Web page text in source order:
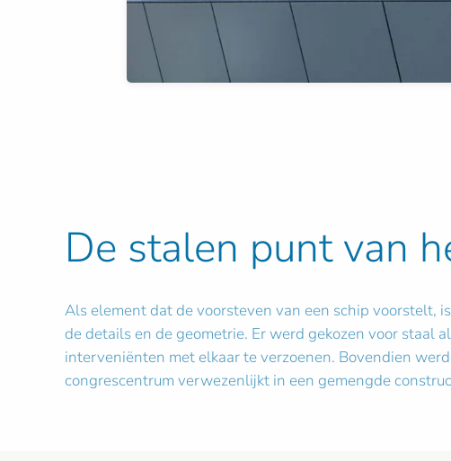
De stalen punt van
Als element dat de voorsteven van een schip voorstelt,
de details en de geometrie. Er werd gekozen voor
interveniënten met elkaar te verzoenen. Bovendien
congrescentrum verwezenlijkt in een gemengde